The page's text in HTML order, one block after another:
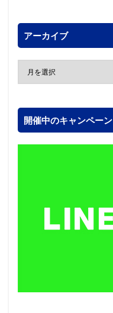
アーカイブ
開催中のキャンペーン